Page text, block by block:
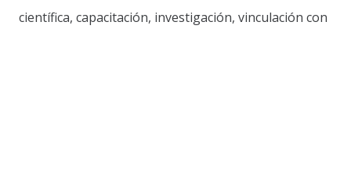
científica, capacitación, investigación, vinculación con